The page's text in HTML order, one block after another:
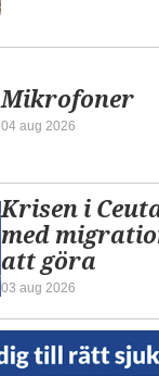
Mikrofoner
04 aug 2026
Krisen i
med
att göra
03 aug 2026